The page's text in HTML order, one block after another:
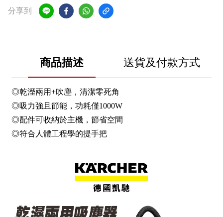
分享到
商品描述 送貨及付款方式
◎乾溼兩用+吹塵，清潔零死角
◎吸力強且節能，功耗僅1000W
◎配件可收納於主機，節省空間
◎符合人體工程學的提手把